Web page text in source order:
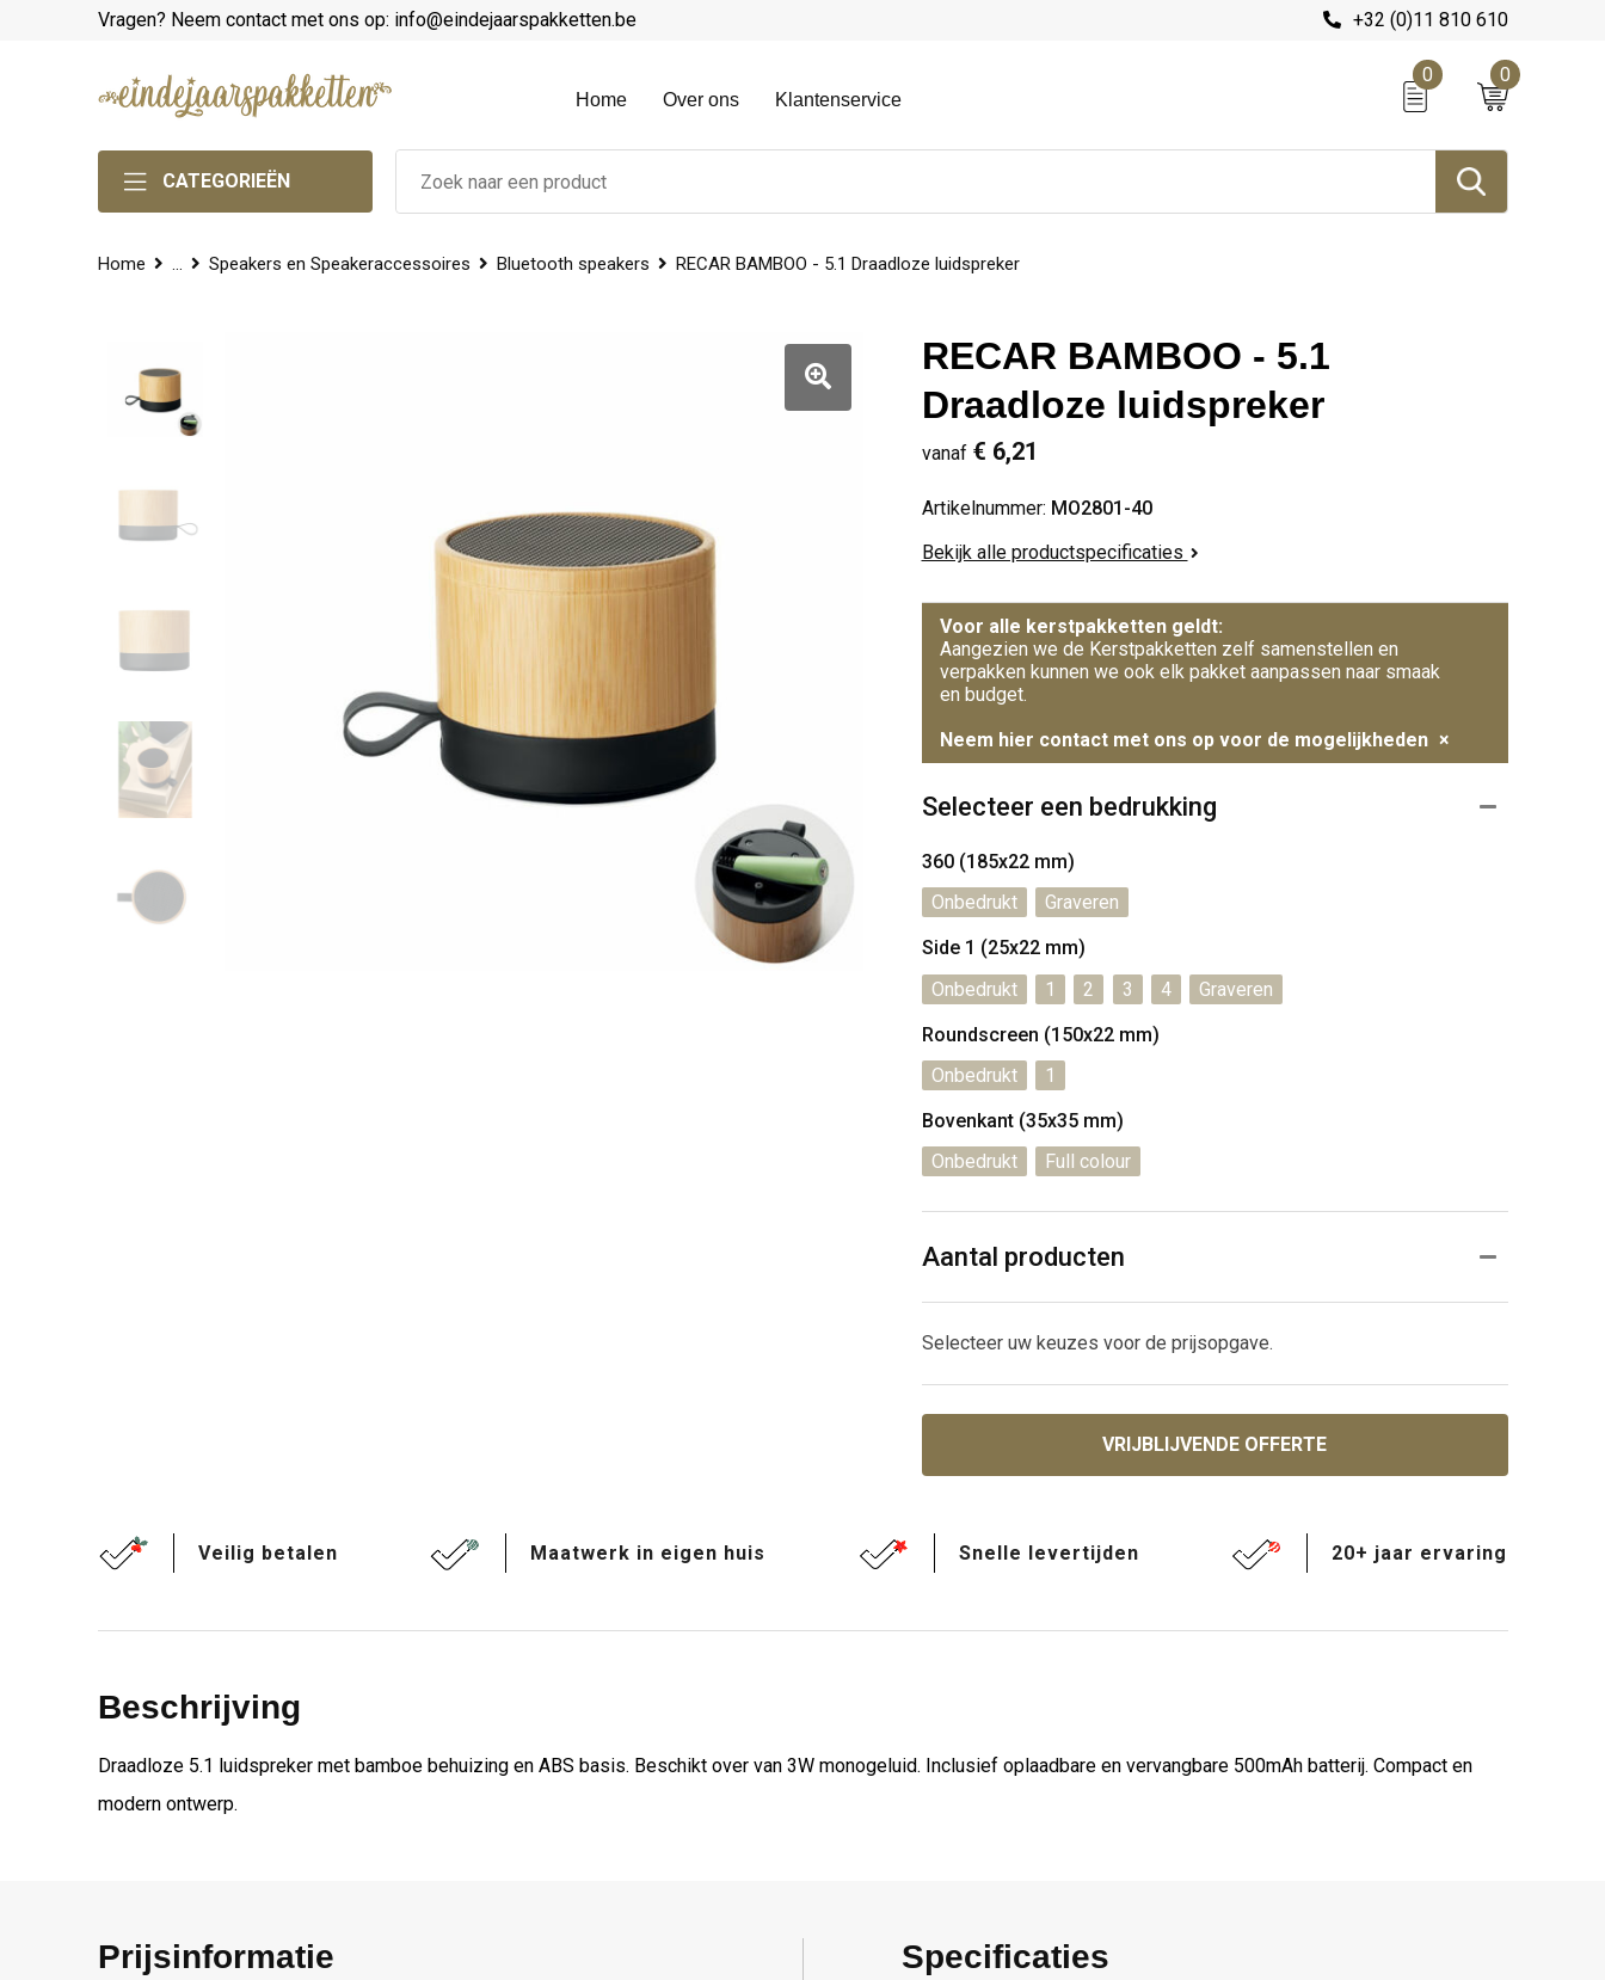
Vragen? Neem contact met ons op: info@eindejaarspakketten.be +32 (0)11 810 610
Home Over ons Klantenservice
0 0
CATEGORIEËN
Home ... Speakers en Speakeraccessoires Bluetooth speakers RECAR BAMBOO - 5.1 Draadloze luidspreker
RECAR BAMBOO - 5.1
Draadloze luidspreker
vanaf € 6,21
Artikelnummer: MO2801-40
Bekijk alle productspecificaties
Voor alle kerstpakketten geldt:
Aangezien we de Kerstpakketten zelf samenstellen en
verpakken kunnen we ook elk pakket aanpassen naar smaak
en budget.
Neem hier contact met ons op voor de mogelijkheden ×
Selecteer een bedrukking
360 (185x22 mm)
Onbedrukt
Graveren
Side 1 (25x22 mm)
Onbedrukt
1 2 3 4
Graveren
Roundscreen (150x22 mm)
Onbedrukt
1
Bovenkant (35x35 mm)
Onbedrukt
Full colour
Aantal producten
Selecteer uw keuzes voor de prijsopgave.
VRIJBLIJVENDE OFFERTE
Veilig betalen Maatwerk in eigen huis Snelle levertijden 20+ jaar ervaring
Beschrijving
Draadloze 5.1 luidspreker met bamboe behuizing en ABS basis. Beschikt over van 3W monogeluid. Inclusief oplaadbare en vervangbare 500mAh batterij. Compact en
modern ontwerp.
Prijsinformatie Specificaties